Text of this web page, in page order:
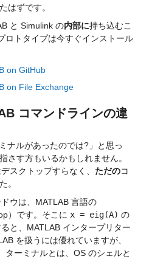
はずです。
と Simulink の内部に持ち込むこ
ロトタイプは今すぐインストール
on GitHub
on File Exchange
コマンドラインの違
ナルがあったのでは?」と思っ
さす方もいるかもしれません。
スクトップすらなく、 ただのコ
。
ウは、MATLAB 言語の
）です。そこに x = eig(A) の
と、MATLAB インタープリター
を扱うには優れていますが、
ターミナルとは、OS のシェルと